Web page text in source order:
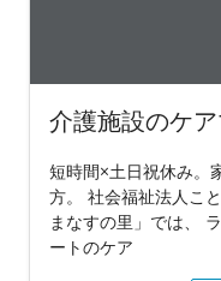
介護施設のケ
短時間×土日祝休み。
方。 社会福祉法人こ
まなすの里」では、
ートのケア